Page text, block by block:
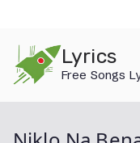
content
Lyrics
Free Songs